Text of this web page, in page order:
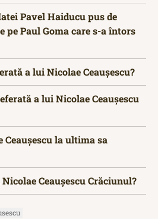
Pavel Haiducu pus de
pe Paul Goma care s-a întors
a lui Nicolae Ceaușescu?
a lui Nicolae Ceaușescu
Ceaușescu la ultima sa
Ceaușescu Crăciunul?